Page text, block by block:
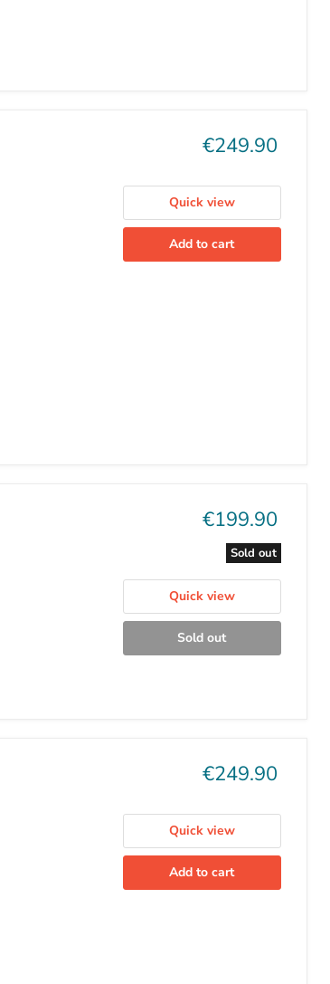
Current
€249.90
Quick view
Add to cart
Current
price
€199.90
Sold out
Quick view
Sold out
Current
€249.90
Quick view
Add to cart